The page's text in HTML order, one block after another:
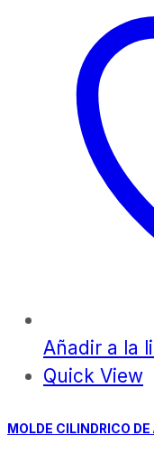
Añadir a la
Quick View
MOLDE CILINDRICO